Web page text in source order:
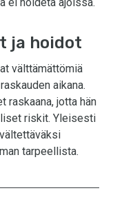
ja hoidot
välttämättömiä
aikana.
raskaana, jotta hän
riskit. Yleisesti
tarpeellista.